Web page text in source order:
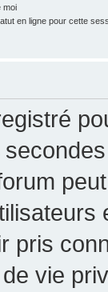
moi
en ligne pour cette
pris
vie